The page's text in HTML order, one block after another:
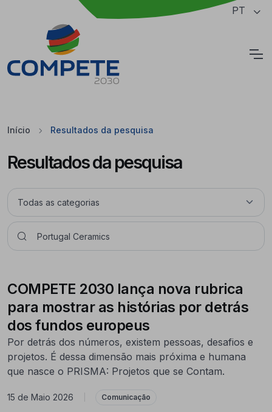
Saltar para o conteúdo principal da página PT
Início Resultados da pesquisa
Resultados da pesquisa
COMPETE 2030 lança nova rubrica
para mostrar as histórias por detrás
dos fundos europeus
Por detrás dos números, existem pessoas, desafios e
projetos. É dessa dimensão mais próxima e humana
que nasce o PRISMA: Projetos que se Contam.
15 de Maio 2026 Comunicação